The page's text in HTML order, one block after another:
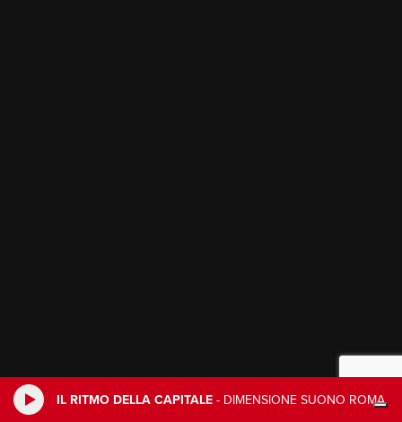
IL RITMO DELLA CAPITALE - DIMENSIONE SUONO ROMA